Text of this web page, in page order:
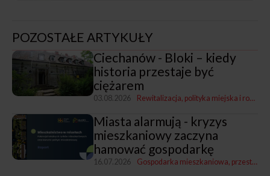
POZOSTAŁE ARTYKUŁY
Ciechanów - Bloki – kiedy
historia przestaje być
ciężarem
03.08.2026 Rewitalizacja, polityka miejska i rozwój
Miasta alarmują - kryzys
mieszkaniowy zaczyna
hamować gospodarkę
16.07.2026 Gospodarka mieszkaniowa, przestrzenna i nieruchomościami